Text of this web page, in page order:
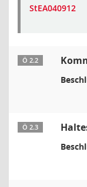
StEA040912
Ö 2.2
Ö 2.3